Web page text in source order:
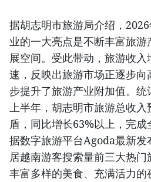
据胡志明市旅游局介绍，
业的一大亮点是不断丰富旅
展空间。受此带动，旅游收
速，反映出旅游市场正逐步
步提升了旅游产业附加值。
上半年，胡志明市旅游总收
盾，同比增长63%以上，完
据数字旅游平台Agoda最新
居越南游客搜索量前三大热
丰富多样的美食、充满活力